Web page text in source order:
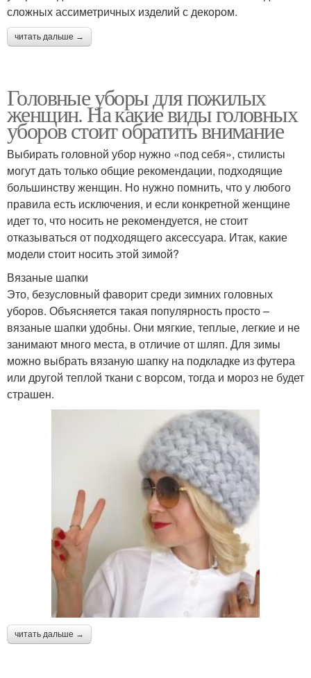
сложных ассиметричных изделий с декором.
читать дальше →
Головные уборы для пожилых
женщин. На какие виды головных
уборов стоит обратить внимание
Выбирать головной убор нужно «под себя», стилисты
могут дать только общие рекомендации, подходящие
большинству женщин. Но нужно помнить, что у любого
правила есть исключения, и если конкретной женщине
идет то, что носить не рекомендуется, не стоит
отказываться от подходящего аксессуара. Итак, какие
модели стоит носить этой зимой?
Вязаные шапки
Это, безусловный фаворит среди зимних головных
уборов. Объясняется такая популярность просто –
вязаные шапки удобны. Они мягкие, теплые, легкие и не
занимают много места, в отличие от шляп. Для зимы
можно выбрать вязаную шапку на подкладке из футера
или другой теплой ткани с ворсом, тогда и мороз не будет
страшен.
читать дальше →